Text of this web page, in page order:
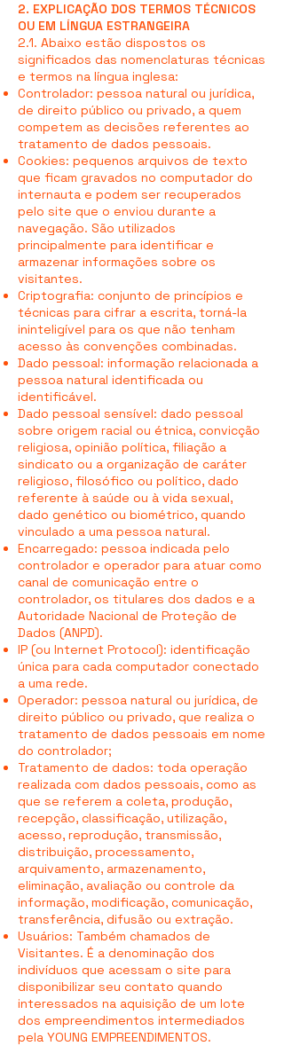
2. EXPLICAÇÃO DOS TERMOS TÉCNICOS
OU EM LÍNGUA ESTRANGEIRA
2.1. Abaixo estão dispostos os
significados das nomenclaturas técnicas
e termos na língua inglesa:
Controlador: pessoa natural ou jurídica,
de direito público ou privado, a quem
competem as decisões referentes ao
tratamento de dados pessoais.
Cookies: pequenos arquivos de texto
que ficam gravados no computador do
internauta e podem ser recuperados
pelo site que o enviou durante a
navegação. São utilizados
principalmente para identificar e
armazenar informações sobre os
visitantes.
Criptografia: conjunto de princípios e
técnicas para cifrar a escrita, torná-la
ininteligível para os que não tenham
acesso às convenções combinadas.
Dado pessoal: informação relacionada a
pessoa natural identificada ou
identificável.
Dado pessoal sensível: dado pessoal
sobre origem racial ou étnica, convicção
religiosa, opinião política, filiação a
sindicato ou a organização de caráter
religioso, filosófico ou político, dado
referente à saúde ou à vida sexual,
dado genético ou biométrico, quando
vinculado a uma pessoa natural.
Encarregado: pessoa indicada pelo
controlador e operador para atuar como
canal de comunicação entre o
controlador, os titulares dos dados e a
Autoridade Nacional de Proteção de
Dados (ANPD).
IP (ou Internet Protocol): identificação
única para cada computador conectado
a uma rede.
Operador: pessoa natural ou jurídica, de
direito público ou privado, que realiza o
tratamento de dados pessoais em nome
do controlador;
Tratamento de dados: toda operação
realizada com dados pessoais, como as
que se referem a coleta, produção,
recepção, classificação, utilização,
acesso, reprodução, transmissão,
distribuição, processamento,
arquivamento, armazenamento,
eliminação, avaliação ou controle da
informação, modificação, comunicação,
transferência, difusão ou extração.
Usuários: Também chamados de
Visitantes. É a denominação dos
indivíduos que acessam o site para
disponibilizar seu contato quando
interessados na aquisição de um lote
dos empreendimentos intermediados
pela YOUNG EMPREENDIMENTOS.